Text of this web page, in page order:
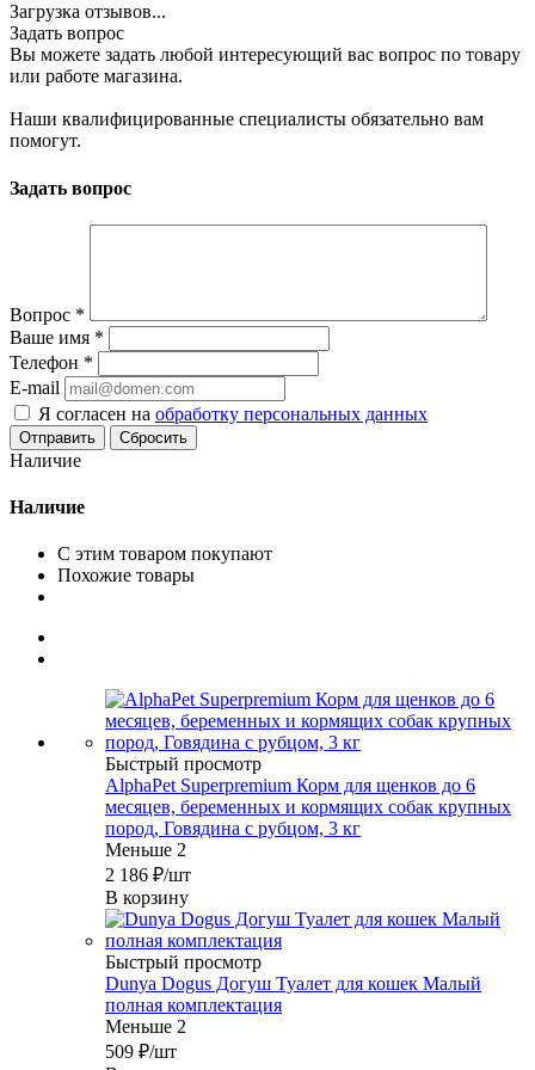
Загрузка отзывов...
Задать вопрос
Вы можете задать любой интересующий вас вопрос по товару
или работе магазина.
Наши квалифицированные специалисты обязательно вам
помогут.
Задать вопрос
Вопрос *
Ваше имя *
Телефон *
E-mail
Я согласен на обработку персональных данных
Сбросить
Наличие
Наличие
С этим товаром покупают
Похожие товары
Быстрый просмотр
AlphaPet Superpremium Корм для щенков до 6
месяцев, беременных и кормящих собак крупных
пород, Говядина с рубцом, 3 кг
Меньше 2
2 186 ₽/шт
В корзину
Быстрый просмотр
Dunya Dogus Догуш Туалет для кошек Малый
полная комплектация
Меньше 2
509 ₽/шт